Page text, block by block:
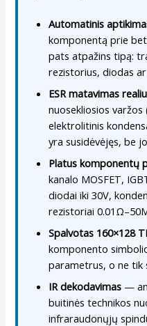
Automatinis
komponentą prie
pats atpažins tipą:
rezistorius, diodas
ESR matavimas
nuosekliosios
elektrolitinis
yra susidėvėjęs, be
Platus komponentų
kanalo MOSFET,
diodai iki 30V,
rezistoriai
Spalvotas 160×128
komponento
parametrus, o ne tik
IR dekodavimas —
buitinės technikos
infraraudonųjų